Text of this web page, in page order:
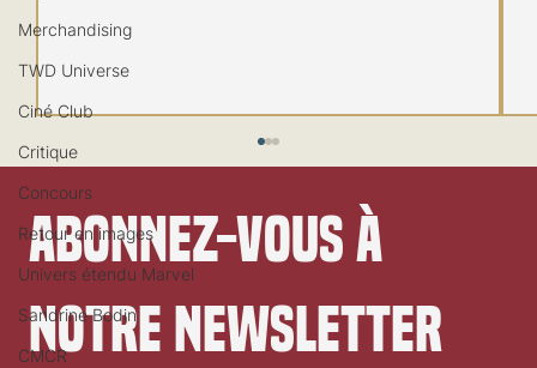
Merchandising
TWD Universe
Ciné Club
Critique
Concours
Retour en images
Univers étendu Marvel
Sandrine Bodin
CMCR
Abonnez-vous à
notre newsletter